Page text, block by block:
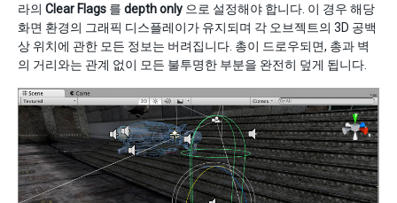
라의 Clear Flags 를 depth only 으로 설정해야 합니다. 이 경우 해당
화면 환경의 그래픽 디스플레이가 유지되며 각 오브젝트의 3D 공백
상 위치에 관한 모든 정보는 버려집니다. 총이 드로우되면, 총과 벽
의 거리와는 관계 없이 모든 불투명한 부분을 완전히 덮게 됩니다.